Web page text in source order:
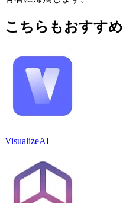
こちらもおすすめ
VisualizeAI